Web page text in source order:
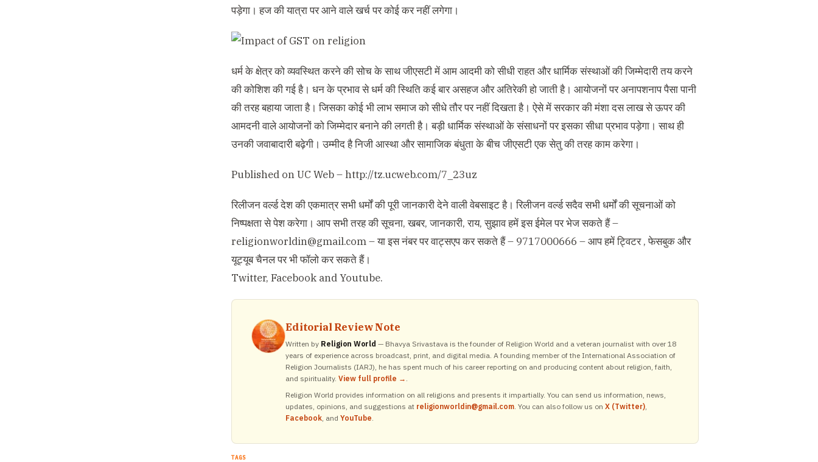
पड़ेगा। हज की यात्रा पर आने वाले खर्च पर कोई कर नहीं लगेगा।
धर्म के क्षेत्र को व्यवस्थित करने की सोच के साथ जीएसटी में आम आदमी को सीधी राहत और धार्मिक संस्थाओं की जिम्मेदारी तय करने
की कोशिश की गई है। धन के प्रभाव से धर्म की स्थिति कई बार असहज और अतिरेकी हो जाती है। आयोजनों पर अनापशनाप पैसा पानी
की तरह बहाया जाता है। जिसका कोई भी लाभ समाज को सीधे तौर पर नहीं दिखता है। ऐसे में सरकार की मंशा दस लाख से ऊपर की
आमदनी वाले आयोजनों को जिम्मेदार बनाने की लगती है। बड़ी धार्मिक संस्थाओं के संसाधनों पर इसका सीधा प्रभाव पड़ेगा। साथ ही
उनकी जवाबादारी बढ़ेगी। उम्मीद है निजी आस्था और सामाजिक बंधुता के बीच जीएसटी एक सेतु की तरह काम करेगा।
Published on UC Web –http://tz.ucweb.com/7_23uz
रिलीजन वर्ल्ड देश की एकमात्र सभी धर्मों की पूरी जानकारी देने वाली वेबसाइट है। रिलीजन वर्ल्ड सदैव सभी धर्मों की सूचनाओं को
निष्पक्षता से पेश करेगा। आप सभी तरह की सूचना, खबर, जानकारी, राय, सुझाव हमें इस ईमेल पर भेज सकते हैं –
religionworldin@gmail.com– या इस नंबर पर वाट्सएप कर सकते हैं – 9717000666 – आप हमें ट्विटर , फेसबुक और
यूट्यूब चैनल पर भी फॉलो कर सकते हैं।
Twitter, Facebook andYoutube.
Editorial Review Note
Written by Religion World — Bhavya Srivastava is the founder of Religion World and a veteran journalist with over 18
years of experience across broadcast, print, and digital media. A founding member of the International Association of
Religion Journalists (IARJ), he has spent much of his career reporting on and producing content about religion, faith,
and spirituality. View full profile → .
Religion World provides information on all religions and presents it impartially. You can send us information, news,
updates, opinions, and suggestions at religionworldin@gmail.com. You can also follow us on X (Twitter),
Facebook, and YouTube.
TAGS